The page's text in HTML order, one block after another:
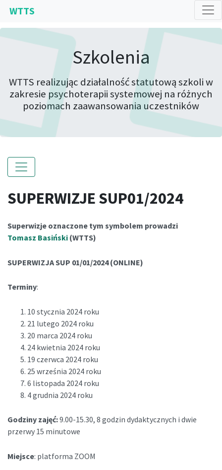
WTTS
Szkolenia
WTTS realizując działalność statutową szkoli w
zakresie psychoterapii systemowej na różnych
poziomach zaawansowania uczestników
SUPERWIZJE SUP01/2024
Superwizje oznaczone tym symbolem prowadzi
Tomasz Basiński (WTTS)
SUPERWIZJA SUP 01/01/2024 (ONLINE)
Terminy:
10 stycznia 2024 roku
21 lutego 2024 roku
20 marca 2024 roku
24 kwietnia 2024 roku
19 czerwca 2024 roku
25 września 2024 roku
6 listopada 2024 roku
4 grudnia 2024 roku
Godziny zajęć:9.00-15.30, 8 godzin dydaktycznych i dwie
przerwy 15 minutowe
Miejsce: platforma ZOOM